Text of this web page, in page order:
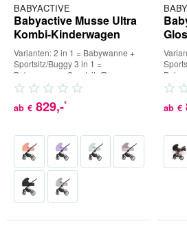
BABYACTIVE
Babyactive Musse Ultra
Kombi-Kinderwagen
Varianten: 2 in 1 = Babywanne +
Sportsitz/Buggy 3 in 1 =
Babywanne + Sportsitz/Buggy +
Babyschale (inkl. Adapter) 4...
ab € 829,-* ab €